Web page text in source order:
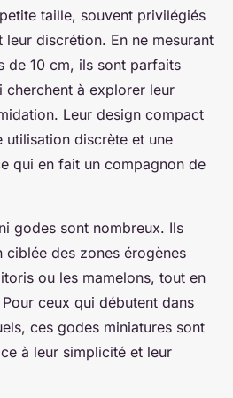
taille, souvent privilégiés
discrétion. En ne mesurant
de 10 cm, ils sont parfaits
cherchent à explorer leur
Leur design compact
utilisation discrète et une
qui en fait un compagnon de
godes sont nombreux. Ils
ciblée des zones érogènes
ou les mamelons, tout en
ceux qui débutent dans
ces godes miniatures sont
à leur simplicité et leur